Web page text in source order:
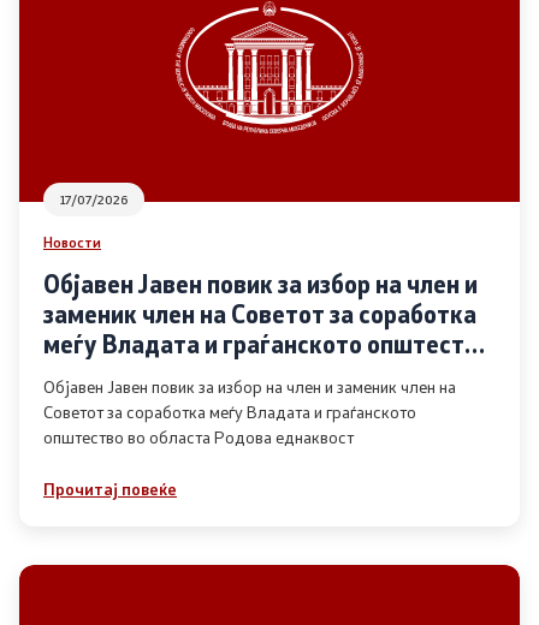
Основање на здружение
Дијалог меѓу Владата и граѓанскиот сектор
Отворени денови за иницијативи на граѓанските
организации
Финансиска поддршка
17/07/2026
Новости
Објавен Јавен повик за избор на член и
заменик член на Советот за соработка
меѓу Владата и граѓанското општество
во областа Родова еднаквост
Објавен Јавен повик за избор на член и заменик член на
Советот за соработка меѓу Владата и граѓанското
општество во областа Родова еднаквост
Прочитај повеќе